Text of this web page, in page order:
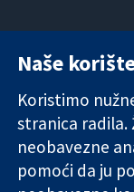
Pouzdani dokazi.
Utemeljeni
dokazi.
Bolje zdravlje.
Naše
Koristimo
stranica radila.
neobavezne
pomoći da ju